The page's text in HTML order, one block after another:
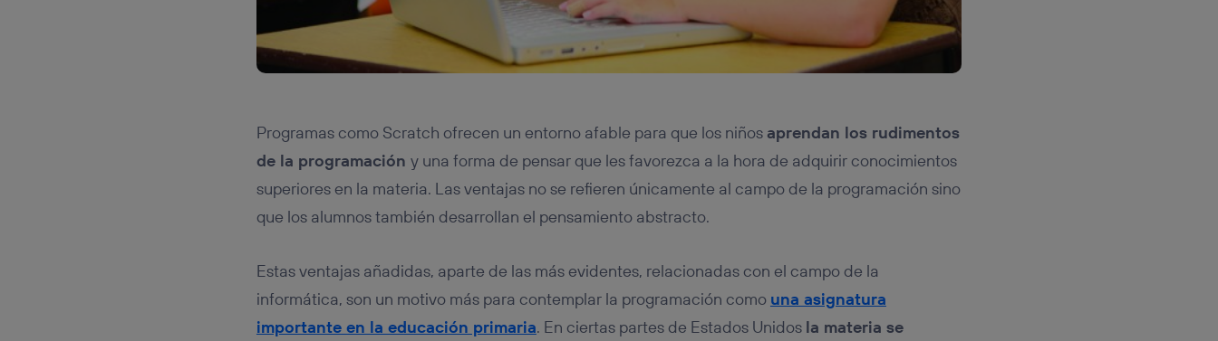
Programas como Scratch ofrecen un entorno afable para que los niños aprendan los rudimentos
de la programación y una forma de pensar que les favorezca a la hora de adquirir conocimientos
superiores en la materia. Las ventajas no se refieren únicamente al campo de la programación sino
que los alumnos también desarrollan el pensamiento abstracto.
Estas ventajas añadidas, aparte de las más evidentes, relacionadas con el campo de la
informática, son un motivo más para contemplar la programación como una asignatura
importante en la educación primaria. En ciertas partes de Estados Unidos la materia se